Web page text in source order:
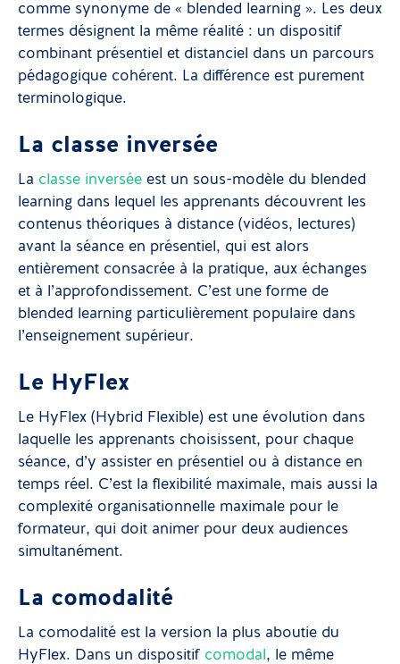
comme synonyme de « blended learning ». Les deux
termes désignent la même réalité : un dispositif
combinant présentiel et distanciel dans un parcours
pédagogique cohérent. La différence est purement
terminologique.
La classe inversée
La classe inversée est un sous-modèle du blended
learning dans lequel les apprenants découvrent les
contenus théoriques à distance (vidéos, lectures)
avant la séance en présentiel, qui est alors
entièrement consacrée à la pratique, aux échanges
et à l’approfondissement. C’est une forme de
blended learning particulièrement populaire dans
l’enseignement supérieur.
Le HyFlex
Le HyFlex (Hybrid Flexible) est une évolution dans
laquelle les apprenants choisissent, pour chaque
séance, d’y assister en présentiel ou à distance en
temps réel. C’est la flexibilité maximale, mais aussi la
complexité organisationnelle maximale pour le
formateur, qui doit animer pour deux audiences
simultanément.
La comodalité
La comodalité est la version la plus aboutie du
HyFlex. Dans un dispositif comodal , le même